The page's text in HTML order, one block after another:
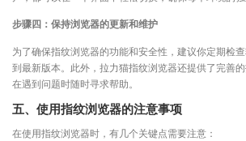
步骤四：保持浏览器的更新和维护
为了确保指纹浏览器的功能和安全性，建议你定期检
到最新版本。此外，拉力猫指纹浏览器还提供了完善
在遇到问题时随时寻求帮助。
五、使用指纹浏览器的注意事项
在使用指纹浏览器时，有几个关键点需要注意：